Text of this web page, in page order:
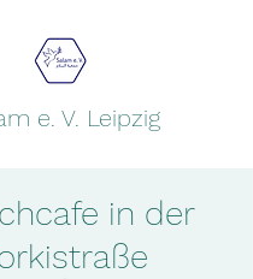
e. V. Leipzig
in der